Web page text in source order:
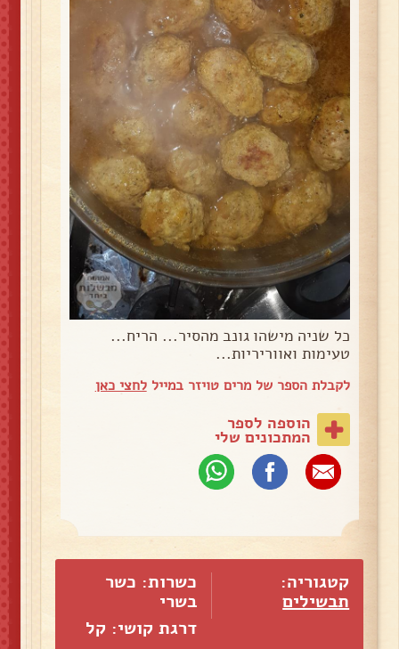
כל שניה מישהו גונב מהסיר... הריח...
טעימות ואווריריות...
לקבלת הספר של מרים טויזר במייללחצי כאן
הוספה לספר
המתכונים שלי
קטגוריה:
תבשילים
כשרות: כשר
בשרי
דרגת קושי: קל